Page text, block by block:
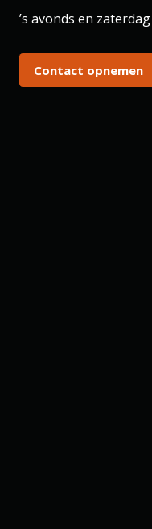
’s avonds en
Contact opnemen